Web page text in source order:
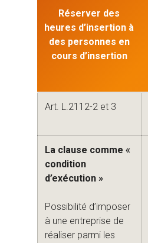
Réserver des
heures d’insertion à
des personnes en
cours d’insertion
Art. L.2112-2 et 3
La clause comme «
condition
d’exécution »
Possibilité d’imposer
à une entreprise de
réaliser parmi les